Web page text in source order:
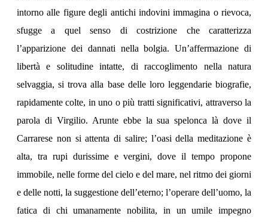
intorno alle figure degli antichi indovini immagina o rievoca,
sfugge a quel senso di costrizione che caratterizza
l’apparizione dei dannati nella bolgia. Un’affermazione di
libertà e solitudine intatte, di raccoglimento nella natura
selvaggia, si trova alla base delle loro leggendarie biografie,
rapidamente colte, in uno o più tratti significativi, attraverso la
parola di Virgilio. Arunte ebbe la sua spelonca là dove il
Carrarese non si attenta di salire; l’oasi della meditazione è
alta, tra rupi durissime e vergini, dove il tempo propone
immobile, nelle forme del cielo e del mare, nel ritmo dei giorni
e delle notti, la suggestione dell’eterno; l’operare dell’uomo, la
fatica di chi umanamente nobilita, in un umile impegno